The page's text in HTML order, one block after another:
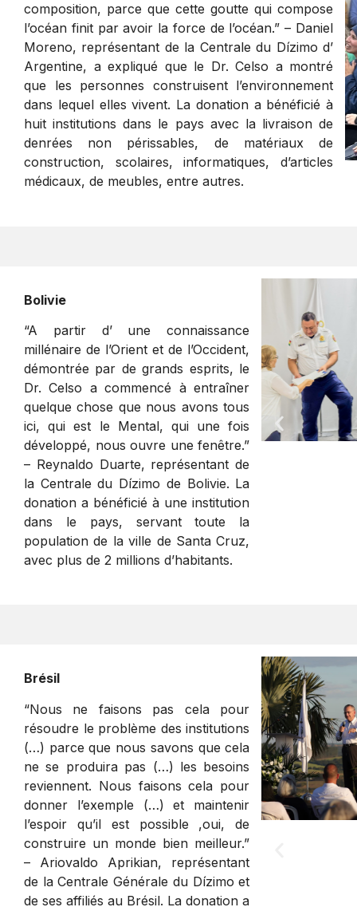
composition, parce que cette goutte qui compose
l’océan finit par avoir la force de l’océan.” – Daniel
Moreno, représentant de la Centrale du Dízimo d’
Argentine, a expliqué que le Dr. Celso a montré
que les personnes construisent l’environnement
dans lequel elles vivent. La donation a bénéficié à
huit institutions dans le pays avec la livraison de
denrées non périssables, de matériaux de
construction, scolaires, informatiques, d’articles
médicaux, de meubles, entre autres.
Bolivie
“A partir d’ une connaissance
millénaire de l’Orient et de l’Occident,
démontrée par de grands esprits, le
Dr. Celso a commencé à entraîner
quelque chose que nous avons tous
ici, qui est le Mental, qui une fois
développé, nous ouvre une fenêtre.”
– Reynaldo Duarte, représentant de
la Centrale du Dízimo de Bolivie. La
donation a bénéficié à une institution
dans le pays, servant toute la
population de la ville de Santa Cruz,
avec plus de 2 millions d’habitants.
Brésil
“Nous ne faisons pas cela pour
résoudre le problème des institutions
(…) parce que nous savons que cela
ne se produira pas (…) les besoins
reviennent. Nous faisons cela pour
donner l’exemple (…) et maintenir
l’espoir qu’il est possible ,oui, de
construire un monde bien meilleur.”
– Ariovaldo Aprikian, représentant
de la Centrale Générale du Dízimo et
de ses affiliés au Brésil. La donation a